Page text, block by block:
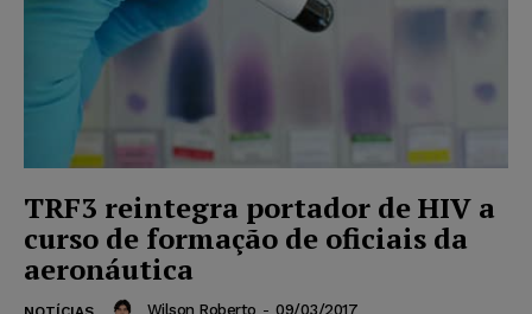
TRF3 reintegra portador de HIV a
curso de formação de oficiais da
aeronáutica
Wilson Roberto - 09/03/2017